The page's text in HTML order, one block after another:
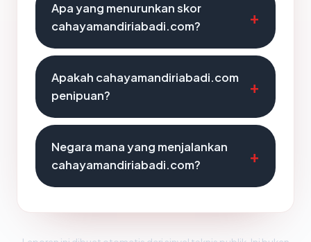
Apa yang menurunkan skor
cahayamandiriabadi.com?
Apakah cahayamandiriabadi.com
penipuan?
Negara mana yang menjalankan
cahayamandiriabadi.com?